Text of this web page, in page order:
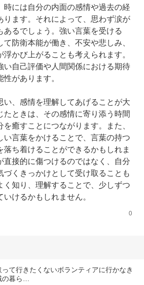
時には自分の内面の感情や過去の経
ります。それによって、思わず涙が
あるでしょう。強い言葉を受ける
て防衛本能が働き、不安や悲しみ、
浮かび上がることも考えられます。
い自己評価や人間関係における期待
があります。
い、感情を理解してあげることが大
たときは、その感情に寄り添う時間
を癒すことにつながります。また、
い言葉をかけることで、言葉の持つ
落ち着けることができるかもしれま
直接的に傷つけるのではなく、自分
づくきっかけとして受け取ることも
く知り、理解することで、少しずつ
けるかもしれません。
0
て行きたくないボランティアに行かなき
暮ら…